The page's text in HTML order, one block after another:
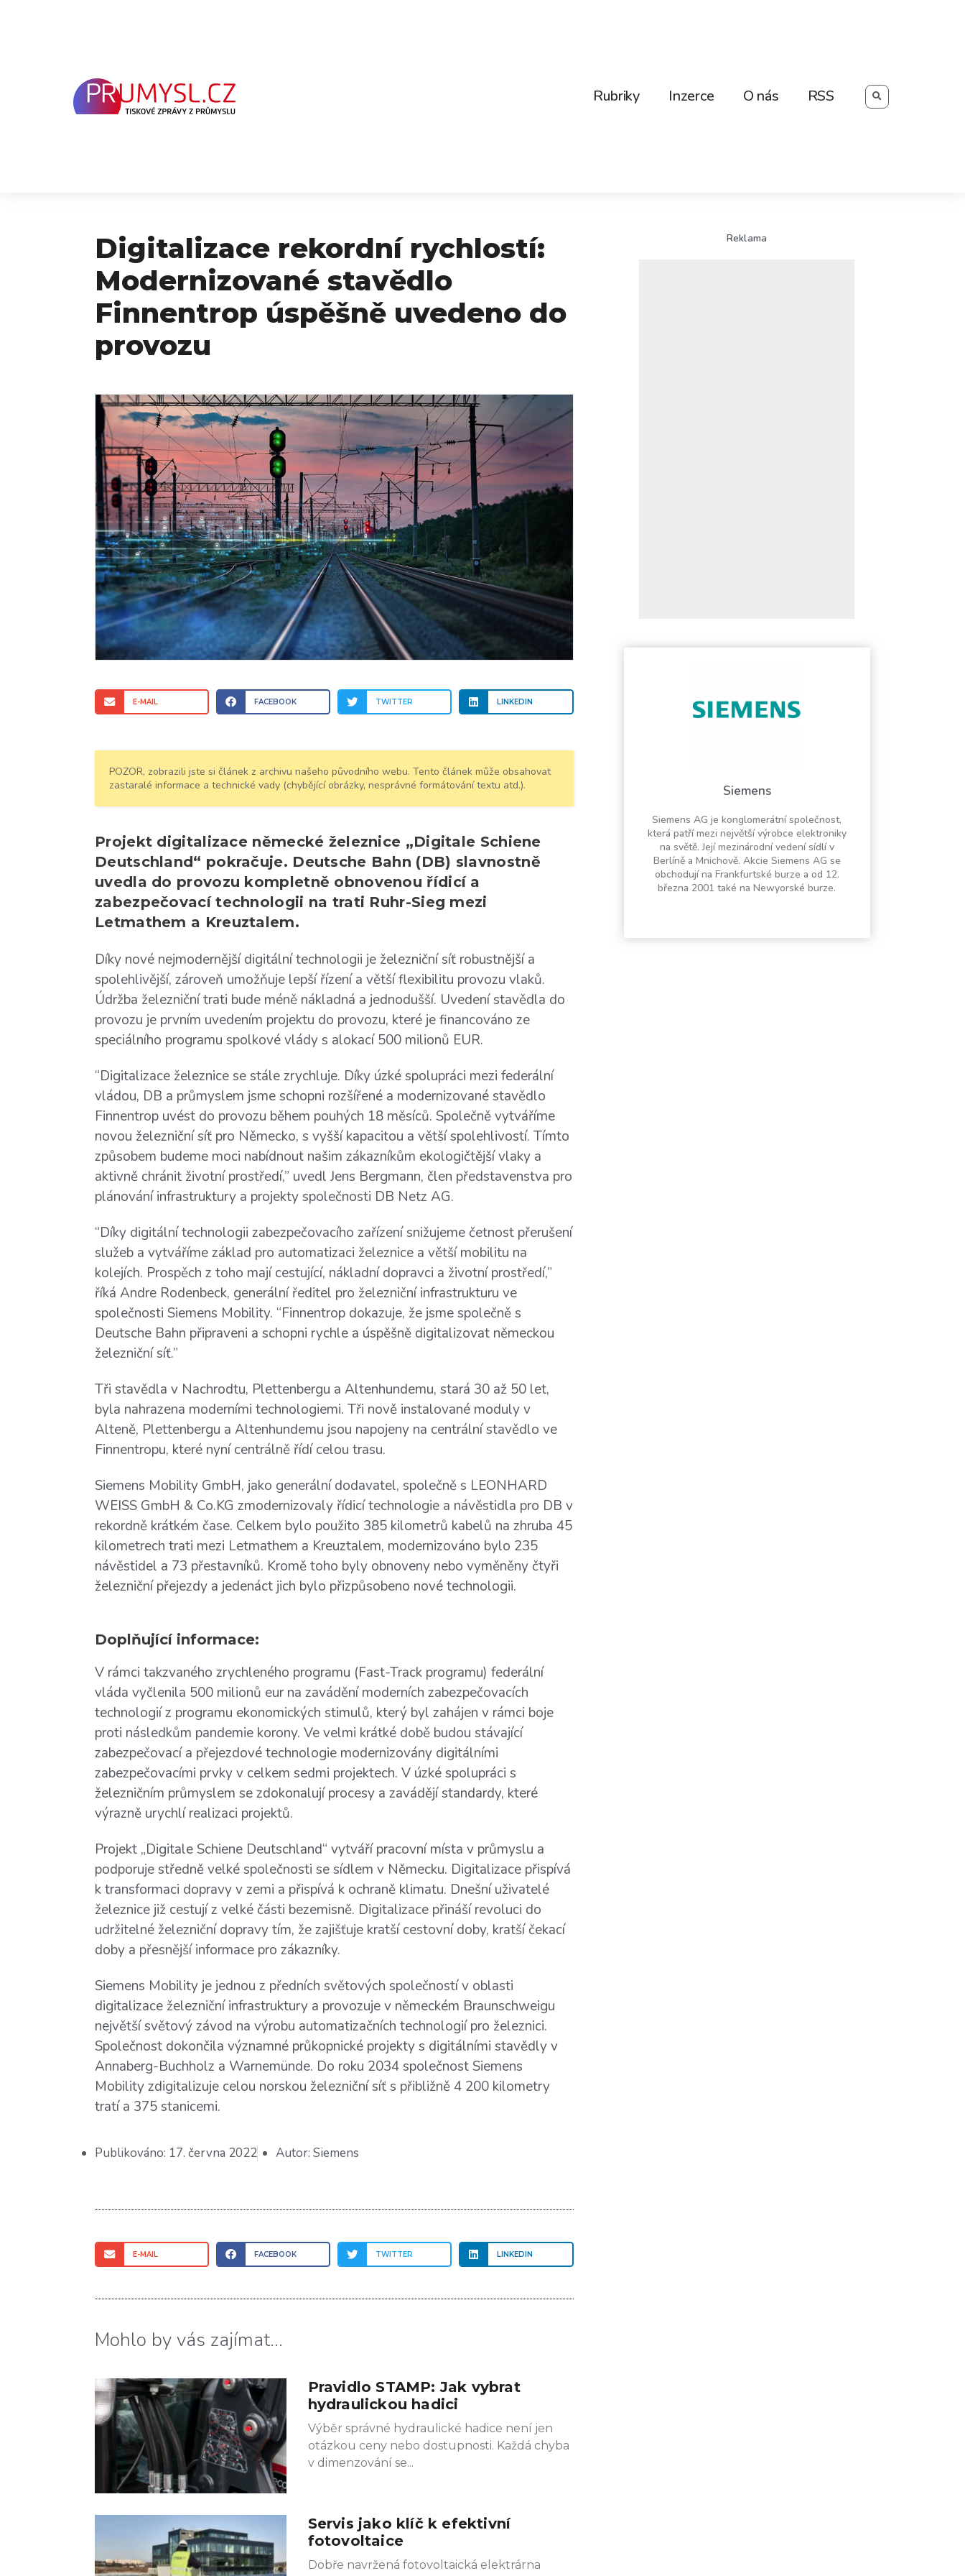
Rubriky Inzerce O nás RSS
Digitalizace rekordní rychlostí:
Modernizované stavědlo
Finnentrop úspěšně uvedeno do
provozu
E-MAIL FACEBOOK TWITTER LINKEDIN
POZOR, zobrazili jste si článek z archivu našeho původního webu. Tento článek může obsahovat
zastaralé informace a technické vady (chybějící obrázky, nesprávné formátování textu atd.).
Projekt digitalizace německé železnice „Digitale Schiene
Deutschland“ pokračuje. Deutsche Bahn (DB) slavnostně
uvedla do provozu kompletně obnovenou řídicí a
zabezpečovací technologii na trati Ruhr-Sieg mezi
Letmathem a Kreuztalem.
Díky nové nejmodernější digitální technologii je železniční síť robustnější a
spolehlivější, zároveň umožňuje lepší řízení a větší flexibilitu provozu vlaků.
Údržba železniční trati bude méně nákladná a jednodušší. Uvedení stavědla do
provozu je prvním uvedením projektu do provozu, které je financováno ze
speciálního programu spolkové vlády s alokací 500 milionů EUR.
“Digitalizace železnice se stále zrychluje. Díky úzké spolupráci mezi federální
vládou, DB a průmyslem jsme schopni rozšířené a modernizované stavědlo
Finnentrop uvést do provozu během pouhých 18 měsíců. Společně vytváříme
novou železniční síť pro Německo, s vyšší kapacitou a větší spolehlivostí. Tímto
způsobem budeme moci nabídnout našim zákazníkům ekologičtější vlaky a
aktivně chránit životní prostředí,” uvedl Jens Bergmann, člen představenstva pro
plánování infrastruktury a projekty společnosti DB Netz AG.
“Díky digitální technologii zabezpečovacího zařízení snižujeme četnost přerušení
služeb a vytváříme základ pro automatizaci železnice a větší mobilitu na
kolejích. Prospěch z toho mají cestující, nákladní dopravci a životní prostředí,”
říká Andre Rodenbeck, generální ředitel pro železniční infrastrukturu ve
společnosti Siemens Mobility. “Finnentrop dokazuje, že jsme společně s
Deutsche Bahn připraveni a schopni rychle a úspěšně digitalizovat německou
železniční síť.”
Tři stavědla v Nachrodtu, Plettenbergu a Altenhundemu, stará 30 až 50 let,
byla nahrazena moderními technologiemi. Tři nově instalované moduly v
Alteně, Plettenbergu a Altenhundemu jsou napojeny na centrální stavědlo ve
Finnentropu, které nyní centrálně řídí celou trasu.
Siemens Mobility GmbH, jako generální dodavatel, společně s LEONHARD
WEISS GmbH & Co.KG zmodernizovaly řídicí technologie a návěstidla pro DB v
rekordně krátkém čase. Celkem bylo použito 385 kilometrů kabelů na zhruba 45
kilometrech trati mezi Letmathem a Kreuztalem, modernizováno bylo 235
návěstidel a 73 přestavníků. Kromě toho byly obnoveny nebo vyměněny čtyři
železniční přejezdy a jedenáct jich bylo přizpůsobeno nové technologii.
Doplňující informace:
V rámci takzvaného zrychleného programu (Fast-Track programu) federální
vláda vyčlenila 500 milionů eur na zavádění moderních zabezpečovacích
technologií z programu ekonomických stimulů, který byl zahájen v rámci boje
proti následkům pandemie korony. Ve velmi krátké době budou stávající
zabezpečovací a přejezdové technologie modernizovány digitálními
zabezpečovacími prvky v celkem sedmi projektech. V úzké spolupráci s
železničním průmyslem se zdokonalují procesy a zavádějí standardy, které
výrazně urychlí realizaci projektů.
Projekt „Digitale Schiene Deutschland“ vytváří pracovní místa v průmyslu a
podporuje středně velké společnosti se sídlem v Německu. Digitalizace přispívá
k transformaci dopravy v zemi a přispívá k ochraně klimatu. Dnešní uživatelé
železnice již cestují z velké části bezemisně. Digitalizace přináší revoluci do
udržitelné železniční dopravy tím, že zajišťuje kratší cestovní doby, kratší čekací
doby a přesnější informace pro zákazníky.
Siemens Mobility je jednou z předních světových společností v oblasti
digitalizace železniční infrastruktury a provozuje v německém Braunschweigu
největší světový závod na výrobu automatizačních technologií pro železnici.
Společnost dokončila významné průkopnické projekty s digitálními stavědly v
Annaberg-Buchholz a Warnemünde. Do roku 2034 společnost Siemens
Mobility zdigitalizuje celou norskou železniční síť s přibližně 4 200 kilometry
tratí a 375 stanicemi.
Publikováno: 17. června 2022 Autor: Siemens
E-MAIL FACEBOOK TWITTER LINKEDIN
Mohlo by vás zajímat...
Pravidlo STAMP: Jak vybrat
hydraulickou hadici
Výběr správné hydraulické hadice není jen
otázkou ceny nebo dostupnosti. Každá chyba
v dimenzování se
Servis jako klíč k efektivní
fotovoltaice
Dobře navržená fotovoltaická elektrárna
Reklama
Siemens
Siemens AG je konglomerátní společnost,
která patří mezi největší výrobce elektroniky
na světě. Její mezinárodní vedení sídlí v
Berlíně a Mnichově. Akcie Siemens AG se
obchodují na Frankfurtské burze a od 12.
března 2001 také na Newyorské burze.